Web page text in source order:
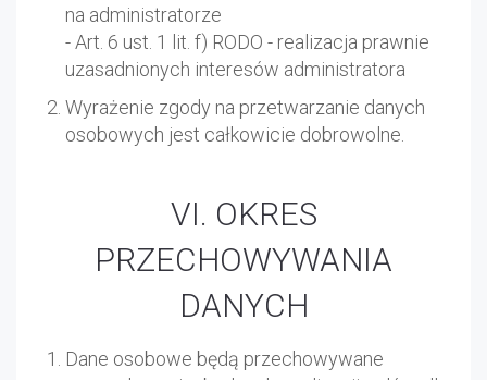
na administratorze
- Art. 6 ust. 1 lit. f) RODO - realizacja prawnie
uzasadnionych interesów administratora
Wyrażenie zgody na przetwarzanie danych
osobowych jest całkowicie dobrowolne.
VI. OKRES
PRZECHOWYWANIA
DANYCH
Dane osobowe będą przechowywane